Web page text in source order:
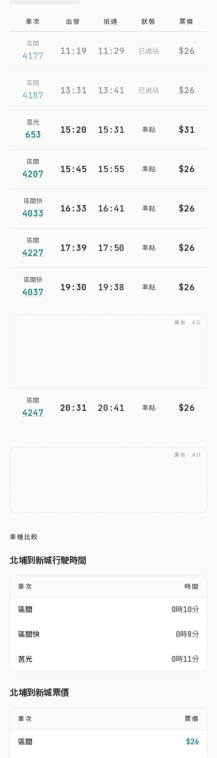
車次 出發 抵達 狀態 票價
區間
4177 11:19 11:29 已過站 $26
區間
4187 13:31 13:41 已過站 $26
莒光
653 15:20 15:31 準點 $31
區間
4207 15:45 15:55 準點 $26
區間快
4033 16:33 16:41 準點 $26
區間
4227 17:39 17:50 準點 $26
區間快
4037 19:30 19:38 準點 $26
廣告 · AD
區間
4247 20:31 20:41 準點 $26
廣告 · AD
車種比較
北埔到新城行駛時間
車次 時間
區間 0時10分
區間快 0時8分
莒光 0時11分
北埔到新城票價
車次 票價
區間 $26